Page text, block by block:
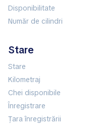
Disponibilitate
Număr de cilindri
Stare
Stare
Kilometraj
Chei disponibile
Înregistrare
Țara înregistrării